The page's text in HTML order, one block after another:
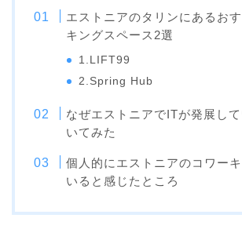
エストニアのタリンにあるお
キングスペース2選
1.LIFT99
2.Spring Hub
なぜエストニアでITが発展し
いてみた
個人的にエストニアのコワー
いると感じたところ